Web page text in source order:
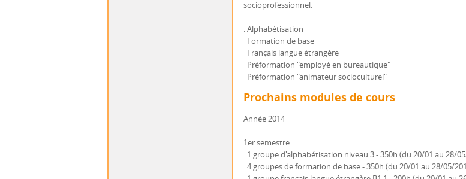
socioprofessionnel.
. Alphabétisation
· Formation de base
· Français langue étrangère
· Préformation "employé en bureautique"
· Préformation "animateur socioculturel"
Prochains modules de cours
Année 2014
1er semestre
. 1 groupe d'alphabétisation niveau 3 - 350h (du 20/01 au 28/
. 4 groupes de formation de base - 350h (du 20/01 au 28/05/